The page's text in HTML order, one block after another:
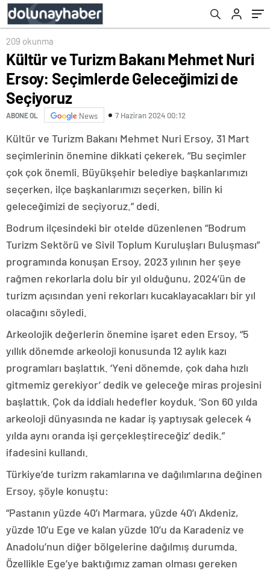
209 okunma
Kültür ve Turizm Bakanı Mehmet Nuri
Ersoy: Seçimlerde Geleceğimizi de
Seçiyoruz
ABONE OL News 7 Haziran 2024 00:12
Kültür ve Turizm Bakanı Mehmet Nuri Ersoy, 31 Mart
seçimlerinin önemine dikkati çekerek, “Bu seçimler
çok çok önemli. Büyükşehir belediye başkanlarımızı
seçerken, ilçe başkanlarımızı seçerken, bilin ki
geleceğimizi de seçiyoruz.” dedi.
Bodrum ilçesindeki bir otelde düzenlenen “Bodrum
Turizm Sektörü ve Sivil Toplum Kuruluşları Buluşması”
programında konuşan Ersoy, 2023 yılının her şeye
rağmen rekorlarla dolu bir yıl olduğunu, 2024’ün de
turizm açısından yeni rekorları kucaklayacakları bir yıl
olacağını söyledi.
Arkeolojik değerlerin önemine işaret eden Ersoy, “5
yıllık dönemde arkeoloji konusunda 12 aylık kazı
programları başlattık. ‘Yeni dönemde, çok daha hızlı
gitmemiz gerekiyor’ dedik ve geleceğe miras projesini
başlattık. Çok da iddialı hedefler koyduk. ‘Son 60 yılda
arkeoloji dünyasında ne kadar iş yaptıysak gelecek 4
yılda aynı oranda işi gerçekleştireceğiz’ dedik.”
ifadesini kullandı.
Türkiye’de turizm rakamlarına ve dağılımlarına değinen
Ersoy, şöyle konuştu:
“Pastanın yüzde 40’ı Marmara, yüzde 40’ı Akdeniz,
yüzde 10’u Ege ve kalan yüzde 10’u da Karadeniz ve
Anadolu’nun diğer bölgelerine dağılmış durumda.
Özellikle Ege’ye baktığımız zaman olması gereken